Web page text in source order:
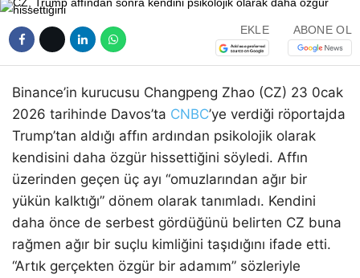
EKLE ABONE OL
Binance’in kurucusu Changpeng Zhao (CZ) 23 0cak
2026 tarihinde Davos’ta CNBC’ye verdiği röportajda
Trump’tan aldığı affın ardından psikolojik olarak
kendisini daha özgür hissettiğini söyledi. Affın
üzerinden geçen üç ayı “omuzlarından ağır bir
yükün kalktığı” dönem olarak tanımladı. Kendini
daha önce de serbest gördüğünü belirten CZ buna
rağmen ağır bir suçlu kimliğini taşıdığını ifade etti.
“Artık gerçekten özgür bir adamım” sözleriyle